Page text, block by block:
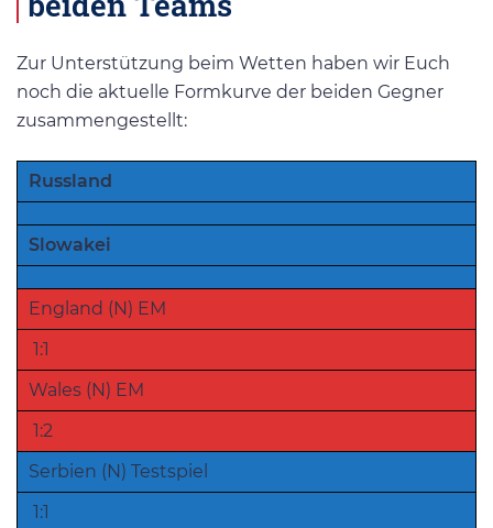
Zur Unterstützung beim Wetten haben wir Euch
noch die aktuelle Formkurve der beiden Gegner
zusammengestellt:
Russland
Slowakei
England (N) EM
1:1
Wales (N) EM
1:2
Serbien (N) Testspiel
1:1